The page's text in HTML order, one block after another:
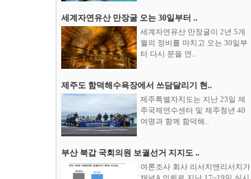
세계자연유산 만장굴 오는 30일부터 ..
세계자연유산 만장굴이 2년 5개
월의 정비를 마치고 오는 30일부
터 다시 문을 연..
제주도 함덕해수욕장에서 쓰담달리기 현..
제주특별자치도는 지난 23일 제
주국제연수센터 및 제주청년 40
여명과 함께 함덕해..
부산 북갑 국회의원 보궐선거 지지도 ..
여론조사 회사 리서치앤리서치가